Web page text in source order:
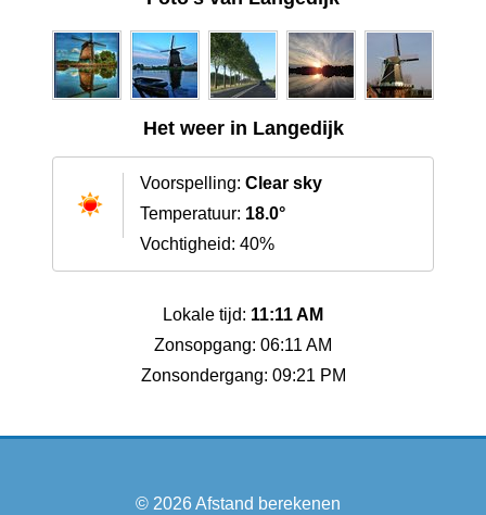
Het weer in Langedijk
Voorspelling: Clear sky
Temperatuur: 18.0°
Vochtigheid: 40%
Lokale tijd: 11:11 AM
Zonsopgang: 06:11 AM
Zonsondergang: 09:21 PM
© 2026Afstand berekenen